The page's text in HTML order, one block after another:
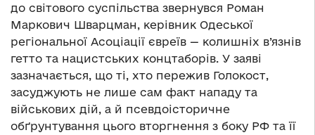
до світового суспільства звернувся Роман
Маркович Шварцман, керівник Одеської
регіональної Асоціації євреїв — колишніх в’язнів
гетто та нацистських концтаборів. У заяві
зазначається, що ті, хто пережив Голокост,
засуджують не лише сам факт нападу та
військових дій, а й псевдоісторичне
обґрунтування цього вторгнення з боку РФ та її